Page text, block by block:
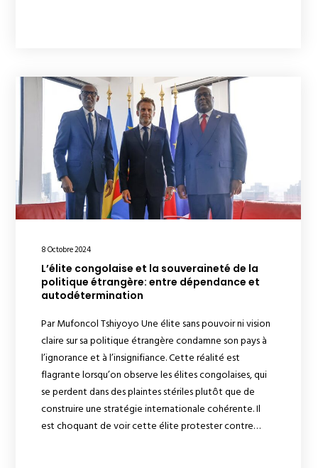
8 Octobre 2024
L’élite congolaise et la souveraineté de la
politique étrangère: entre dépendance et
autodétermination
Par Mufoncol Tshiyoyo Une élite sans pouvoir ni vision
claire sur sa politique étrangère condamne son pays à
l’ignorance et à l’insignifiance. Cette réalité est
flagrante lorsqu’on observe les élites congolaises, qui
se perdent dans des plaintes stériles plutôt que de
construire une stratégie internationale cohérente. Il
est choquant de voir cette élite protester contre…